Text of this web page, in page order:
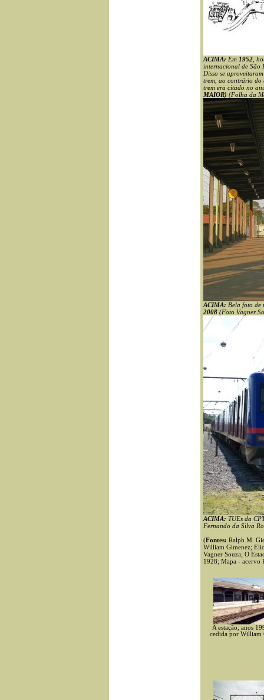
ACIMA: Em 1952 ,
internacional de São
Disso se
trem, ao contrário do
trem era citado no
MAIOR) (Folha da
ACIMA: Bela foto de
2008 (Foto Vagner
ACIMA: TUEs da
Fernando da Silva
(Fontes: Ralph M.
William Gimenez;
Vagner Souza; O
1928; Mapa - acervo
A estação, anos
cedida por William